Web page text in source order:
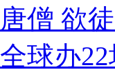
僧 欲
球办